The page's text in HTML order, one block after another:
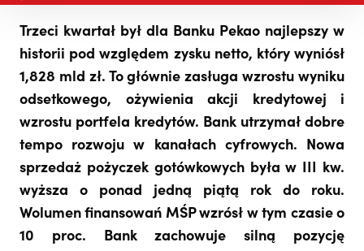
Trzeci kwartał był dla Banku Pekao najlepszy w
historii pod względem zysku netto, który wyniósł
1,828 mld zł. To głównie zasługa wzrostu wyniku
odsetkowego, ożywienia akcji kredytowej i
wzrostu portfela kredytów. Bank utrzymał dobre
tempo rozwoju w kanałach cyfrowych. Nowa
sprzedaż pożyczek gotówkowych była w III kw.
wyższa o ponad jedną piątą rok do roku.
Wolumen finansowań MŚP wzrósł w tym czasie o
10 proc. Bank zachowuje silną pozycję